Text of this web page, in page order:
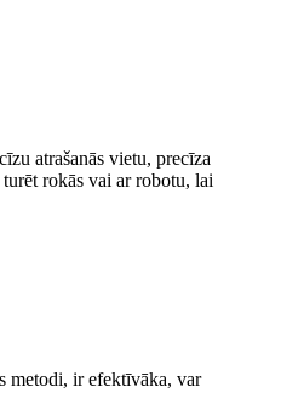
atrašanās vietu, precīza
rokās vai ar robotu, lai
metodi, ir efektīvāka, var